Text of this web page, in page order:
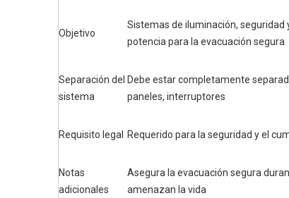
Objetivo
Sistemas de iluminación, seguridad
potencia para la evacuación segura
Separación del
sistema
Debe estar completamente
paneles, interruptores
Requisito legal Requerido para la seguridad y el
Notas
adicionales
Asegura la evacuación segura
amenazan la vida